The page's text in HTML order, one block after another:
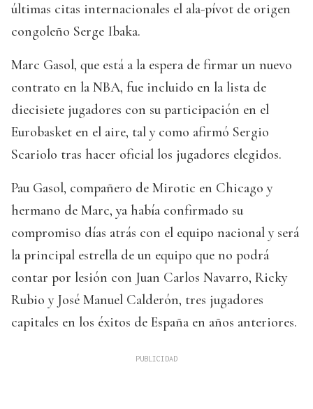
últimas citas internacionales el ala-pívot de origen
congoleño Serge Ibaka.
Marc Gasol, que está a la espera de firmar un nuevo
contrato en la NBA, fue incluido en la lista de
diecisiete jugadores con su participación en el
Eurobasket en el aire, tal y como afirmó Sergio
Scariolo tras hacer oficial los jugadores elegidos.
Pau Gasol, compañero de Mirotic en Chicago y
hermano de Marc, ya había confirmado su
compromiso días atrás con el equipo nacional y será
la principal estrella de un equipo que no podrá
contar por lesión con Juan Carlos Navarro, Ricky
Rubio y José Manuel Calderón, tres jugadores
capitales en los éxitos de España en años anteriores.